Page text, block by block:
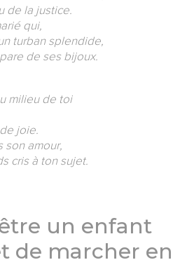
de la justice.
qui,
turban splendide,
de ses bijoux.
milieu de toi
joie.
son amour,
cris à ton sujet.
un enfant
de marcher en